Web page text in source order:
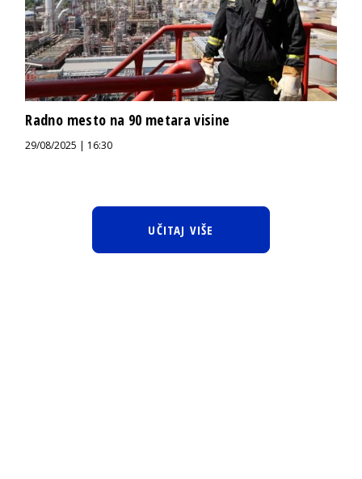
Radno mesto na 90 metara visine
29/08/2025 | 16:30
UČITAJ VIŠE